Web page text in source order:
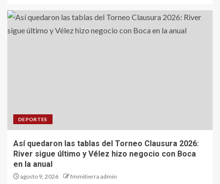
DEPORTES
Así quedaron las tablas del Torneo Clausura 2026:
River sigue último y Vélez hizo negocio con Boca
en la anual
agosto 9, 2026 fmmitierra admin